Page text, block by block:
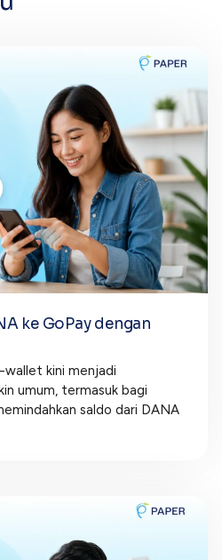
ke GoPay dengan
kini menjadi
umum, termasuk bagi
saldo dari DANA